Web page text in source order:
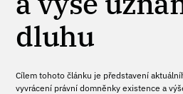
dluhu
Cílem tohoto článku je představení
vyvrácení právní domněnky existence a